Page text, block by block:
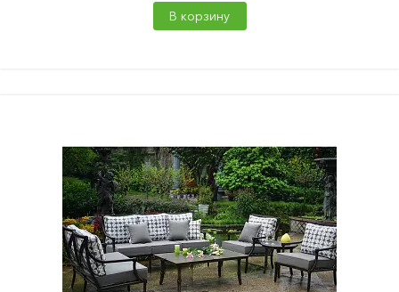
В корзину